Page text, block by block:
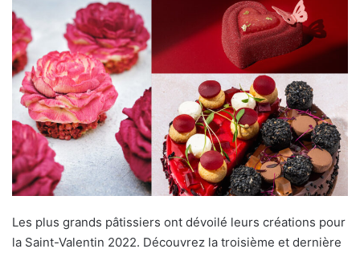
Les plus grands pâtissiers ont dévoilé leurs créations pour
la Saint-Valentin 2022. Découvrez la troisième et dernière